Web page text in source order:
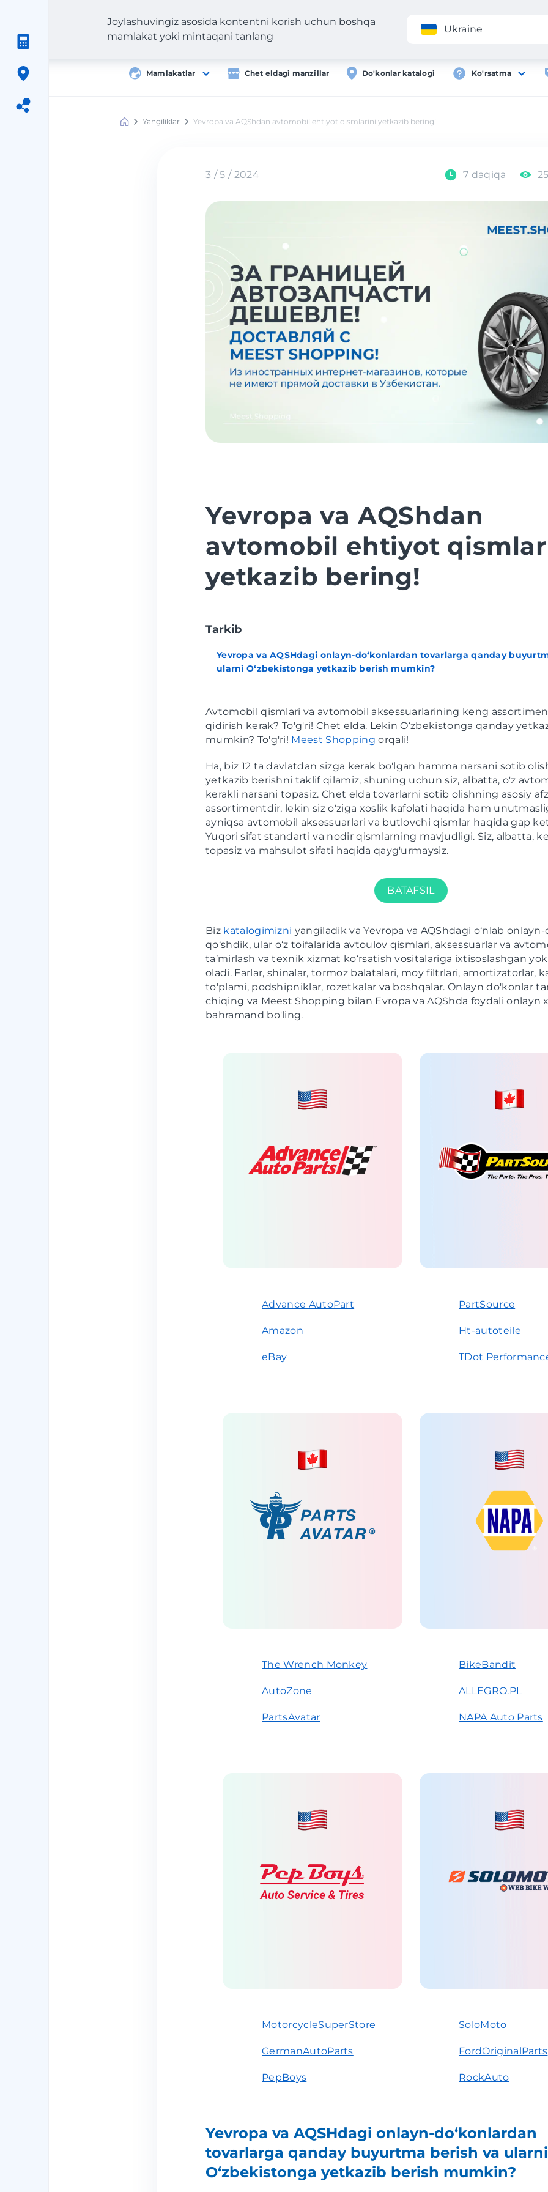
Ilova
Mamlakatlar Chet eldagi manzillar Do'konlar katalogi Ko'rsatma
Joylashuvingiz asosida kontentni korish uchun boshqa
mamlakat yoki mintaqani tanlang
Ukraine
Meest Yangiliklar Yevropa va AQShdan avtomobil ehtiyot qismlarini yetkazib bering!
3 / 5 / 2024 7 daqiqa
Yevropa va AQShdan
avtomobil ehtiyot
yetkazib bering!
Tarkib
Yevropa va AQSHdagi onlayn-do‘konlardan tovarlarga qanday
ularni O‘zbekistonga yetkazib berish mumkin?
Avtomobil qismlari va avtomobil aksessuarlarining keng
qidirish kerak? To'g'ri! Chet elda. Lekin O‘zbekistonga qanday
mumkin? To'g'ri! Meest Shopping orqali!
Ha, biz 12 ta davlatdan sizga kerak bo'lgan hamma narsani sotib
yetkazib berishni taklif qilamiz, shuning uchun siz, albatta, o'z
kerakli narsani topasiz. Chet elda tovarlarni sotib olishning asosiy
assortimentdir, lekin siz o'ziga xoslik kafolati haqida ham
ayniqsa avtomobil aksessuarlari va butlovchi qismlar haqida gap
Yuqori sifat standarti va nodir qismlarning mavjudligi. Siz, albatta,
topasiz va mahsulot sifati haqida qayg'urmaysiz.
BATAFSIL
Biz katalogimizni yangiladik va Yevropa va AQShdagi o‘nlab
qo‘shdik, ular o‘z toifalarida avtoulov qismlari, aksessuarlar va
ta’mirlash va texnik xizmat ko‘rsatish vositalariga ixtisoslashgan
oladi. Farlar, shinalar, tormoz balatalari, moy filtrlari, amortizatorlar,
to'plami, podshipniklar, rozetkalar va boshqalar. Onlayn do'konlar
chiqing va Meest Shopping bilan Evropa va AQShda foydali onlayn
bahramand bo'ling.
Advance AutoPart
Amazon
eBay
PartSource
Ht-autoteile
TDot
The Wrench Monkey
AutoZone
PartsAvatar
BikeBandit
ALLEGRO.PL
NAPA Auto Parts
MotorcycleSuperStore
GermanAutoParts
PepBoys
SoloMoto
FordOriginalParts
RockAuto
Yevropa va AQSHdagi onlayn-do‘konlardan
tovarlarga qanday buyurtma berish va ularni
O‘zbekistonga yetkazib berish mumkin?